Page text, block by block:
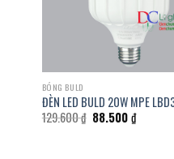
BÓNG BULD
ĐÈN LED BULD 20W MPE
129.600₫ Giá
gốc
88.500₫Giá